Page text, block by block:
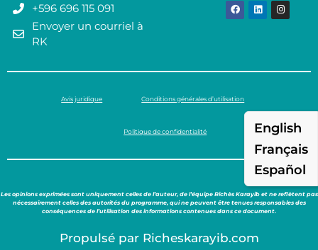
+596 696 115 091
Envoyer un courriel à
RK
Avis juridique Conditions générales d’utilisation
Politique de confidentialité
Les opinions exprimées sont uniquement celles de l’auteur, de l’équipe Richès Karayib et ne reflètent pas
nécessairement celles des autorités du programme, qui ne peuvent être tenues responsables des
conséquences de l’utilisation des informations contenues dans ce document.
Propulsé par Richeskarayib.com
English
Français
Español